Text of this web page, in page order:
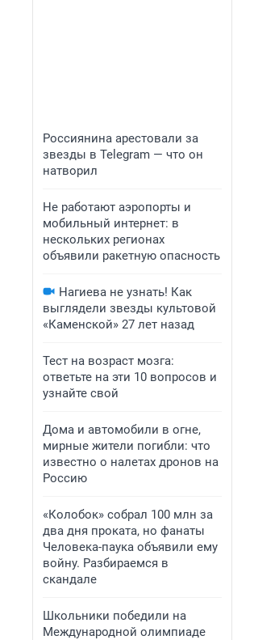
Россиянина арестовали за
звезды в Telegram — что он
натворил
Не работают аэропорты и
мобильный интернет: в
нескольких регионах
объявили ракетную опасность
Нагиева не узнать! Как
выглядели звезды культовой
«Каменской» 27 лет назад
Тест на возраст мозга:
ответьте на эти 10 вопросов и
узнайте свой
Дома и автомобили в огне,
мирные жители погибли: что
известно о налетах дронов на
Россию
«Колобок» собрал 100 млн за
два дня проката, но фанаты
Человека-паука объявили ему
войну. Разбираемся в
скандале
Школьники победили на
Международной олимпиаде